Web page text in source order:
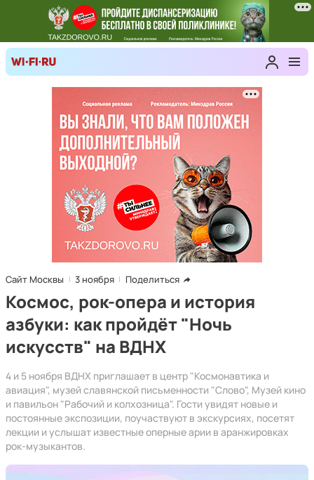
Сайт Москвы 3 ноября Поделиться
Космос, рок-опера и история
азбуки: как пройдёт "Ночь
искусств" на ВДНХ
4 и 5 ноября ВДНХ приглашает в центр "Космонавтика и
авиация", музей славянской письменности "Слово", Музей кино
и павильон "Рабочий и колхозница". Гости увидят новые и
постоянные экспозиции, поучаствуют в экскурсиях, посетят
лекции и услышат известные оперные арии в аранжировках
рок-музыкантов.